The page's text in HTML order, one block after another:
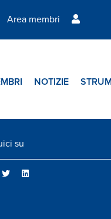
Area membri
NOTIZIE
su